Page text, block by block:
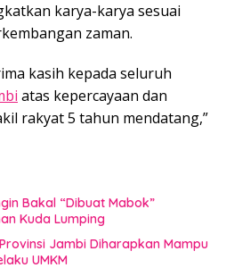
karya-karya sesuai
zaman.
kasih kepada seluruh
atas kepercayaan dan
rakyat 5 tahun mendatang,”
Bakal “Dibuat Mabok”
Kuda Lumping
Jambi Diharapkan Mampu
UMKM